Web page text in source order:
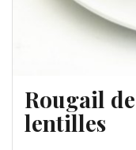
Rougail
lentilles